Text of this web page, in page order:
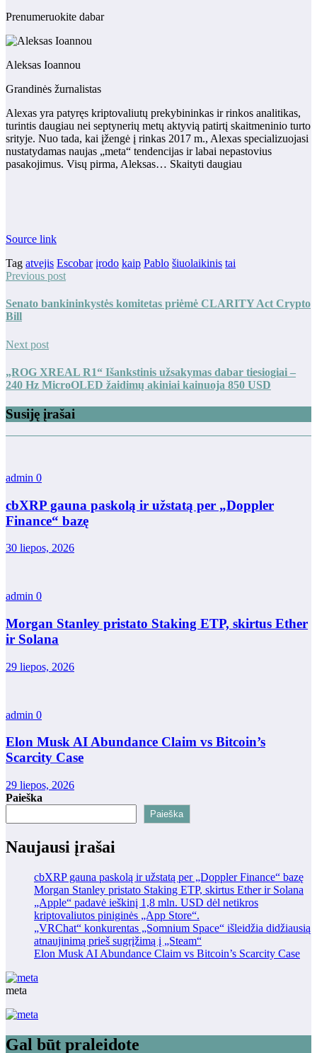
Prenumeruokite dabar
Aleksas Ioannou
Grandinės žurnalistas
Alexas yra patyręs kriptovaliutų prekybininkas ir rinkos analitikas,
turintis daugiau nei septynerių metų aktyvią patirtį skaitmeninio turto
srityje. Nuo tada, kai įžengė į rinkas 2017 m., Alexas specializuojasi
nustatydamas naujas „meta“ tendencijas ir labai nepastovius
pasakojimus. Visų pirma, Aleksas… Skaityti daugiau
Source link
Tag atvejis Escobar įrodo kaip Pablo šiuolaikinis tai
Previous post
Senato bankininkystės komitetas priėmė CLARITY Act Crypto
Bill
Next post
„ROG XREAL R1“ Išankstinis užsakymas dabar tiesiogiai –
240 Hz MicroOLED žaidimų akiniai kainuoja 850 USD
Susiję įrašai
admin 0
cbXRP gauna paskolą ir užstatą per „Doppler
Finance“ bazę
30 liepos, 2026
admin 0
Morgan Stanley pristato Staking ETP, skirtus Ether
ir Solana
29 liepos, 2026
admin 0
Elon Musk AI Abundance Claim vs Bitcoin’s
Scarcity Case
29 liepos, 2026
Paieška
Paieška
Naujausi įrašai
cbXRP gauna paskolą ir užstatą per „Doppler Finance“ bazę
Morgan Stanley pristato Staking ETP, skirtus Ether ir Solana
„Apple“ padavė ieškinį 1,8 mln. USD dėl netikros
kriptovaliutos piniginės „App Store“.
„VRChat“ konkurentas „Somnium Space“ išleidžia didžiausią
atnaujinimą prieš sugrįžimą į „Steam“
Elon Musk AI Abundance Claim vs Bitcoin’s Scarcity Case
meta
Gal būt praleidote